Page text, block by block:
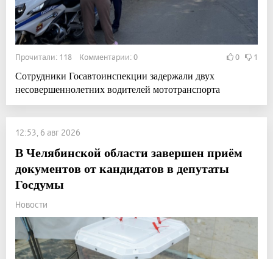
Прочитали: 118 Комментарии: 0 0 1
Сотрудники Госавтоинспекции задержали двух
несовершеннолетних водителей мототранспорта
12:53, 6 авг 2026
В Челябинской области завершен приём
документов от кандидатов в депутаты
Госдумы
Новости